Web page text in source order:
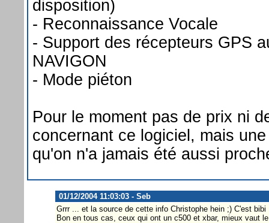
disposition)
- Reconnaissance Vocale
- Support des récepteurs GPS
NAVIGON
- Mode piéton
Pour le moment pas de prix ni
concernant ce logiciel, mais
qu'on n'a jamais été aussi
01/12/2004 11:03:03 - Seb
Grrr ... et la source de cette info Christophe hein ;) C'est bibi
Bon en tous cas, ceux qui ont un c500 et xbar, mieux vaut